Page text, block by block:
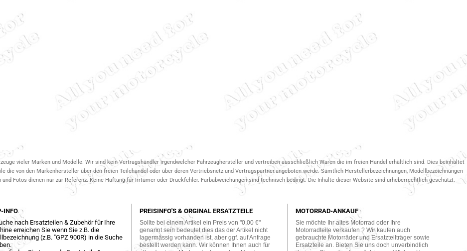
vieler Marken und Modelle. Wir sind kein Vertragshändler irgendwelcher Fahrzeughersteller und vertreiben ausschließlich Waren die im freien Handel erhältlich sind. Dies beinhaltet
von den Markenhersteller über den freien Teilehandel oder über deren Vertriebsnetz und Vertragspartner.angeboten werde. Sämtlich Herstellerbezeichnungen, Modellbezeichnungen
Fotos dienen nur zur Referenz. Keine Haftung für Irrtümer oder Druckfehler. Farbabweichungen sind technisch bedingt. Die Inhalte dieser Website sind urheberrechtlich geschützt.
INFO
nach Ersatzteilen & Zubehör für Ihre
erreichen Sie wenn Sie z.B. die
(z.B. "GPZ 900R) in die Suche
PREISINFO'S & ORGINAL ERSATZTEILE
Sollte bei einem Artikel ein Preis von "0,00 €"
genannt sein bedeutet dies das der Artikel nicht
lagermässig vorhanden ist, aber ggf. auf Anfrage
bestellt werden kann. Wir können Ihnen auch für
MOTORRAD-ANKAUF
Sie möchte Ihr altes Motorrad oder Ihre
Motorradteile verkaufen ? Wir kaufen auch
gebrauchte Motorräder und Ersatzteilträger sowie
Ersatzteile an. Bieten Sie uns doch unverbindlich